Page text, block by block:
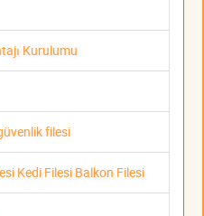
Kurulumu
filesi
Kedi Filesi Balkon Filesi